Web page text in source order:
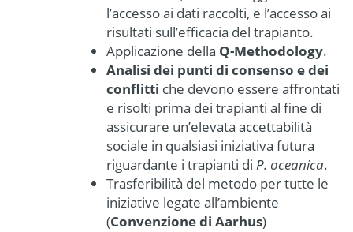
l’accesso ai dati raccolti, e l’accesso ai
risultati sull’efficacia del trapianto.
Applicazione della Q-Methodology.
Analisi dei punti di consenso e dei
conflitti che devono essere affrontati
e risolti prima dei trapianti al fine di
assicurare un’elevata accettabilità
sociale in qualsiasi iniziativa futura
riguardante i trapianti di P. oceanica.
Trasferibilità del metodo per tutte le
iniziative legate all’ambiente
(Convenzione di Aarhus)